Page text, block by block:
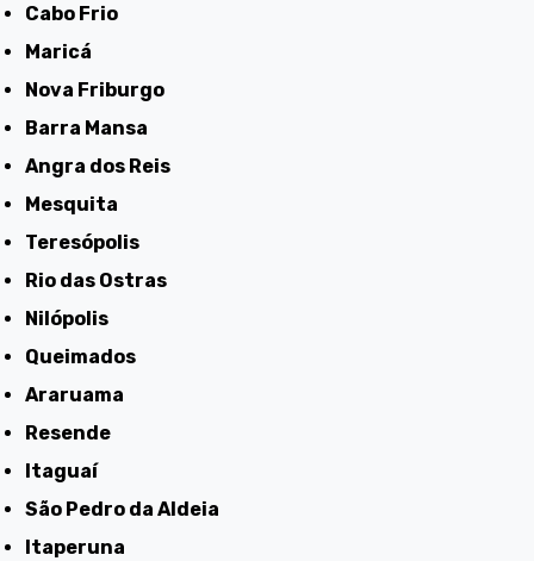
Cabo Frio
Maricá
Nova Friburgo
Barra Mansa
Angra dos Reis
Mesquita
Teresópolis
Rio das Ostras
Nilópolis
Queimados
Araruama
Resende
Itaguaí
São Pedro da Aldeia
Itaperuna